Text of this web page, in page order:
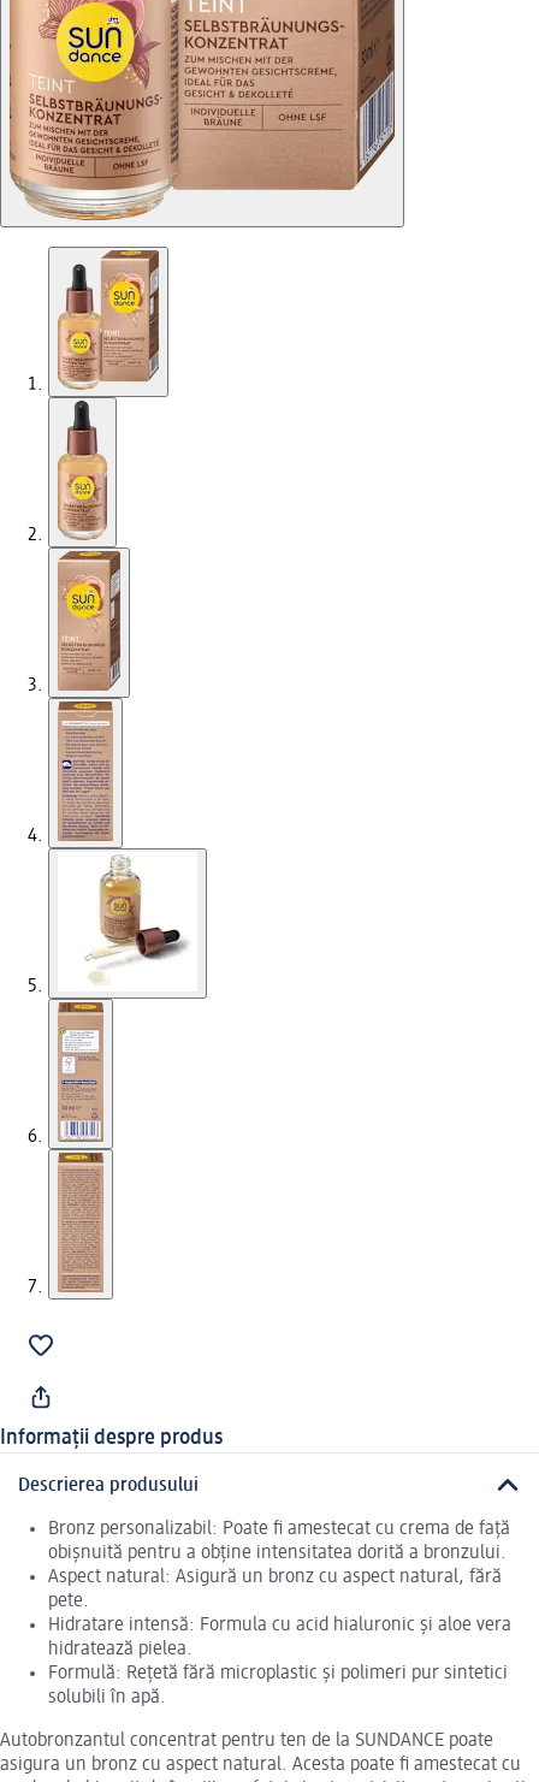
Informații despre produs
Descrierea produsului
Bronz personalizabil: Poate fi amestecat cu crema de față
obișnuită pentru a obține intensitatea dorită a bronzului.
Aspect natural: Asigură un bronz cu aspect natural, fără
pete.
Hidratare intensă: Formula cu acid hialuronic și aloe vera
hidratează pielea.
Formulă: Rețetă fără microplastic și polimeri pur sintetici
solubili în apă.
Autobronzantul concentrat pentru ten de la SUNDANCE poate
asigura un bronz cu aspect natural. Acesta poate fi amestecat cu